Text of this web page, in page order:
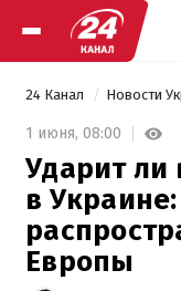
24 Канал Новости
1 июня, 08:00
Ударит ли
в
Европы